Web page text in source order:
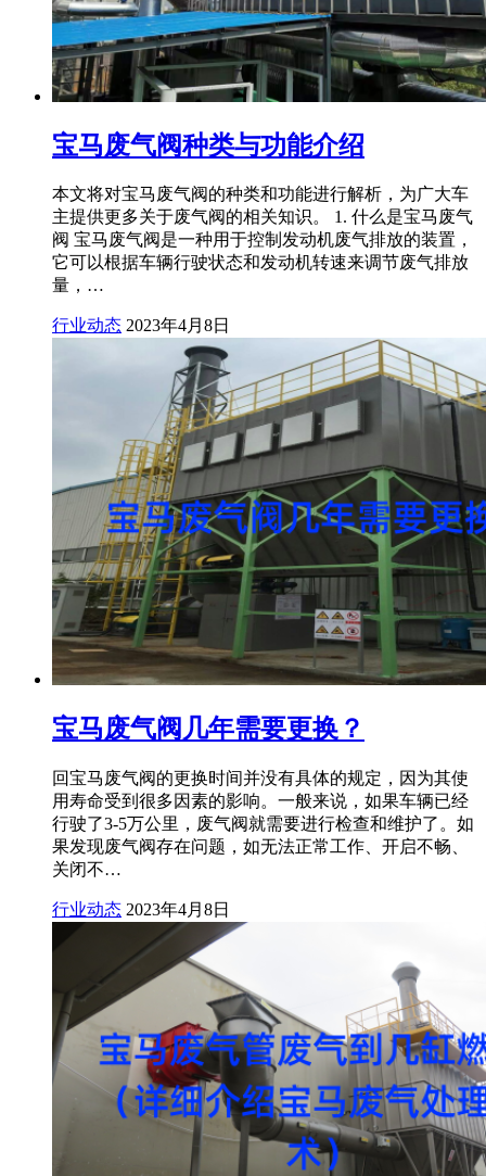
宝马废气阀种类与功能介绍
本文将对宝马废气阀的种类和功能进行解析，为广大车
主提供更多关于废气阀的相关知识。 1. 什么是宝马废气
阀 宝马废气阀是一种用于控制发动机废气排放的装置，
它可以根据车辆行驶状态和发动机转速来调节废气排放
量，…
行业动态 2023年4月8日
宝马废气阀几年需要更换？
回宝马废气阀的更换时间并没有具体的规定，因为其使
用寿命受到很多因素的影响。一般来说，如果车辆已经
行驶了3-5万公里，废气阀就需要进行检查和维护了。如
果发现废气阀存在问题，如无法正常工作、开启不畅、
关闭不…
行业动态 2023年4月8日